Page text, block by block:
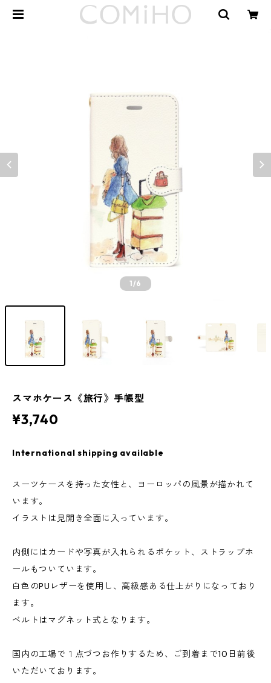
1/6
スマホケース《旅行》手帳型
¥3,740
International shipping available
スーツケースを持った女性と、ヨーロッパの風景が描かれて
います。
イラストは見開き全面に入っています。
内側にはカードや写真が入れられるポケット、ストラップホ
ールもついています。
白色のPUレザーを使用し、高級感ある仕上がりになっており
ます。
ベルトはマグネット式となります。
国内の工場で１点づつお作りするため、ご到着まで10日前後
いただいております。